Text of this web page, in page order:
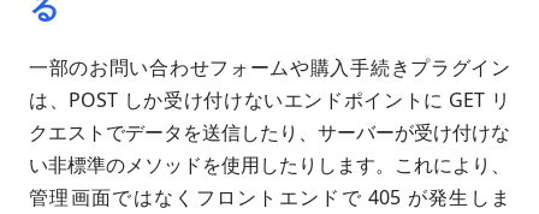
一部のお問い合わせフォームや購入手続きプラグイン
は、POST しか受け付けないエンドポイントに GET リ
クエストでデータを送信したり、サーバーが受け付けな
い非標準のメソッドを使用したりします。これにより、
管理画面ではなくフロントエンドで 405 が発生しま